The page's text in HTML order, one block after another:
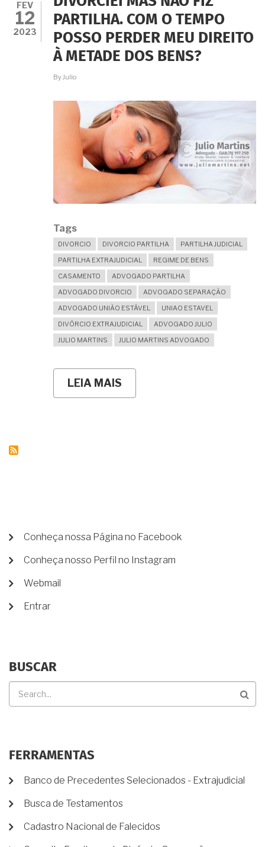
POR
CONTA
DISSO
FICAREI
FORA
DA
FEV
12
2023
PARTILHA. COM O TEMPO
POSSO PERDER MEU DIREITO
À METADE DOS BENS?
ByJulio
Tags
DIVORCIO DIVORCIO PARTILHA
PARTILHA JUDICIAL
PARTILHA EXTRAJUDICIAL
REGIME DE BENS
CASAMENTO
ADVOGADO PARTILHA
ADVOGADO DIVORCIO
ADVOGADO SEPARAÇÃO
ADVOGADO UNIÃO ESTÁVEL
UNIAO ESTAVEL
DIVÓRCIO EXTRAJUDICIAL
ADVOGADO JULIO
JULIO MARTINS
JULIO MARTINS ADVOGADO
LEIA MAIS
DIVORCIEI
METADE
DOS
BENS?
MENU
CONTA
DE
Conheça nossa Página no Facebook
Conheça nosso Perfil no Instagram
Webmail
Entrar
BUSCAR
FERRAMENTAS
Banco de Precedentes Selecionados - Extrajudicial
Busca de Testamentos
Cadastro Nacional de Falecidos